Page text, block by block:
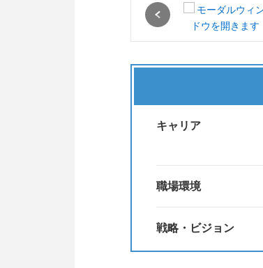
・中部地域限定勤務
就活で気になる「仕
お好きなタイミング
・CIJがどんな会社か
・効率よく会社理解
◎マイナビよりエン
キャリア
職場環境
戦略・ビジョン